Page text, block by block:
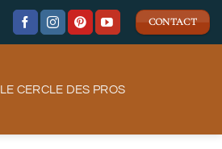
CONTACT
LE CERCLE DES PROS